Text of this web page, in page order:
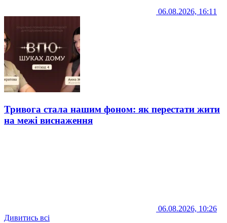
06.08.2026, 16:11
Тривога стала нашим фоном: як перестати жити
на межі виснаження
06.08.2026, 10:26
Дивитись всі